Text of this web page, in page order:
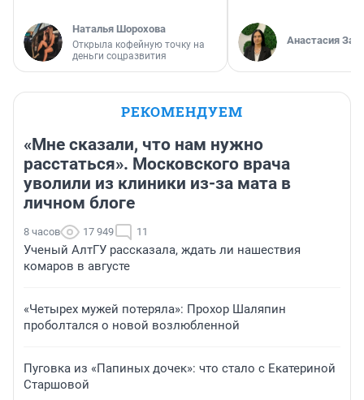
Наталья Шорохова
Открыла кофейную точку на
деньги соцразвития
Анастасия
РЕКОМЕНДУЕМ
«Мне сказали, что нам нужно
расстаться». Московского врача
уволили из клиники из-за мата в
личном блоге
8 часов 17 949 11
Ученый АлтГУ рассказала, ждать ли нашествия
комаров в августе
«Четырех мужей потеряла»: Прохор Шаляпин
проболтался о новой возлюбленной
Пуговка из «Папиных дочек»: что стало с Екатериной
Старшовой